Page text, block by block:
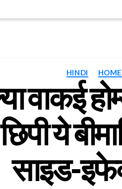
HINDI
वाकई
छिपी ये
साइड-